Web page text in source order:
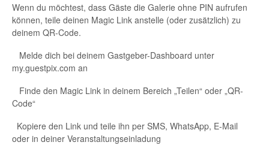
Wenn du möchtest, dass Gäste die Galerie ohne PIN aufrufen
können, teile deinen Magic Link anstelle (oder zusätzlich) zu
deinem QR-Code.
Melde dich bei deinem Gastgeber-Dashboard unter
my.guestpix.com an
Finde den Magic Link in deinem Bereich „Teilen“ oder „QR-
Code“
Kopiere den Link und teile ihn per SMS, WhatsApp, E-Mail
oder in deiner Veranstaltungseinladung